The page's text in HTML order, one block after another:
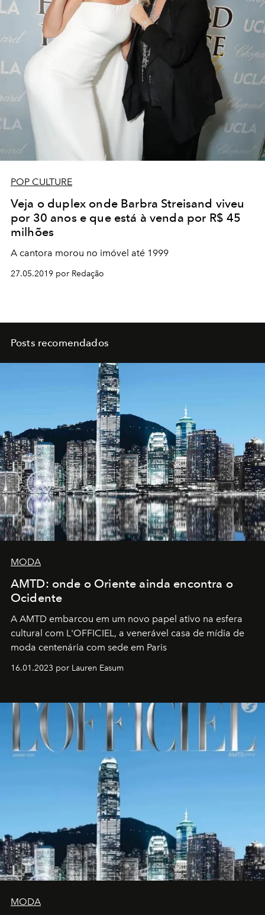
POP CULTURE
Veja o duplex onde Barbra Streisand viveu
por 30 anos e que está à venda por R$ 45
milhões
A cantora morou no imóvel até 1999
27.05.2019 por Redação
Posts recomendados
MODA
AMTD: onde o Oriente ainda encontra o
Ocidente
A AMTD embarcou em um novo papel ativo na esfera
cultural com L'OFFICIEL, a venerável casa de mídia de
moda centenária com sede em Paris
16.01.2023 por Lauren Easum
MODA